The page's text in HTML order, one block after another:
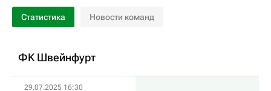
Статистика Новости команд
ФK Швейнфурт
29.07.2025 16:30